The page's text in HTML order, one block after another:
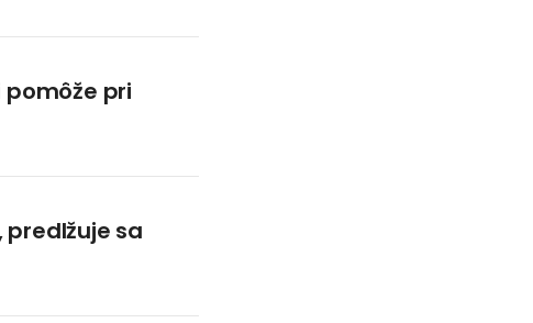
pomôže pri
sa